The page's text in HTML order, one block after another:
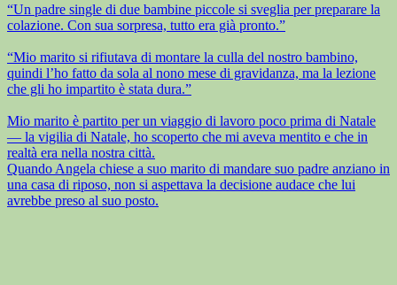
“Un padre single di due bambine piccole si sveglia per preparare la
colazione. Con sua sorpresa, tutto era già pronto.”
“Mio marito si rifiutava di montare la culla del nostro bambino,
quindi l’ho fatto da sola al nono mese di gravidanza, ma la lezione
che gli ho impartito è stata dura.”
Mio marito è partito per un viaggio di lavoro poco prima di Natale
— la vigilia di Natale, ho scoperto che mi aveva mentito e che in
realtà era nella nostra città.
Quando Angela chiese a suo marito di mandare suo padre anziano in
una casa di riposo, non si aspettava la decisione audace che lui
avrebbe preso al suo posto.